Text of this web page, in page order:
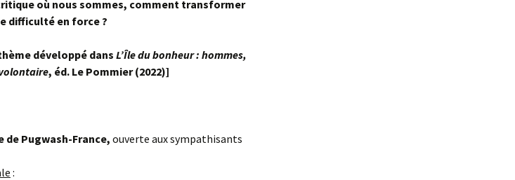
où nous sommes, comment transformer
difficulté en force ?
développé dans L’Île du bonheur : hommes,
, éd. Le Pommier (2022)]
de Pugwash-France,ouverte aux sympathisants
: